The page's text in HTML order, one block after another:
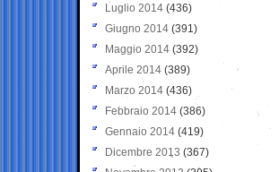
Luglio 2014 (436)
Giugno 2014 (391)
Maggio 2014 (392)
Aprile 2014 (389)
Marzo 2014 (436)
Febbraio 2014 (386)
Gennaio 2014 (419)
Dicembre 2013 (367)